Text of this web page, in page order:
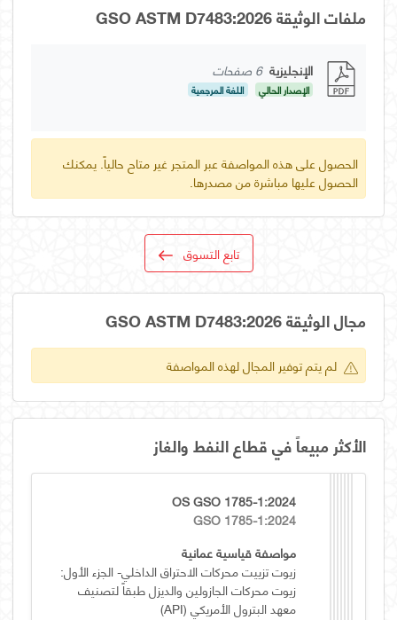
ملفات الوثيقة GSO ASTM D7483:2026
الإنجليزية 6 صفحات
الإصدار الحالي اللغة المرجعية
الحصول على هذه المواصفة عبر المتجر غير متاح حالياً. يمكنك
الحصول عليها مباشرة من مصدرها.
تابع التسوق
مجال الوثيقة GSO ASTM D7483:2026
لم يتم توفير المجال لهذه المواصفة
الأكثر مبيعاً في قطاع النفط والغاز
OS GSO 1785-1:2024
GSO 1785-1:2024
مواصفة قياسية عمانية
زيوت تزييت محركات الاحتراق الداخلي- الجزء الأول:
زيوت محركات الجازولين والديزل طبقاً لتصنيف
معهد البترول الأمريكي (API)